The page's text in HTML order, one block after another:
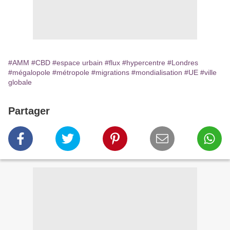
#AMM #CBD #espace urbain #flux #hypercentre #Londres
#mégalopole #métropole #migrations #mondialisation #UE #ville
globale
Partager